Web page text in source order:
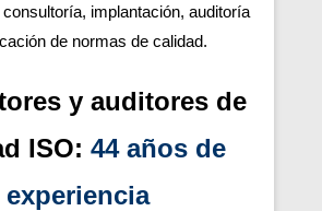
implantación, auditoría
de normas de calidad.
y auditores de
ISO: 44 años de
experiencia